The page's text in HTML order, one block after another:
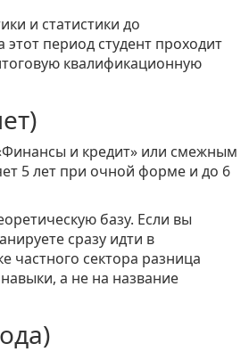
и статистики до
период студент проходит
квалификационную
и кредит» или смежным
5 лет при очной форме и до 6
базу. Если вы
сразу идти в
частного сектора разница
а не на название